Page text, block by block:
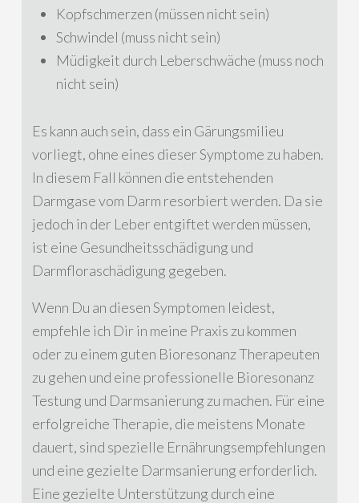
Kopfschmerzen (müssen nicht sein)
Schwindel (muss nicht sein)
Müdigkeit durch Leberschwäche (muss noch
nicht sein)
Es kann auch sein, dass ein Gärungsmilieu
vorliegt, ohne eines dieser Symptome zu haben.
In diesem Fall können die entstehenden
Darmgase vom Darm resorbiert werden. Da sie
jedoch in der Leber entgiftet werden müssen,
ist eine Gesundheitsschädigung und
Darmfloraschädigung gegeben.
Wenn Du an diesen Symptomen leidest,
empfehle ich Dir in meine Praxis zu kommen
oder zu einem guten Bioresonanz Therapeuten
zu gehen und eine professionelle Bioresonanz
Testung und Darmsanierung zu machen. Für eine
erfolgreiche Therapie, die meistens Monate
dauert, sind spezielle Ernährungsempfehlungen
und eine gezielte Darmsanierung erforderlich.
Eine gezielte Unterstützung durch eine